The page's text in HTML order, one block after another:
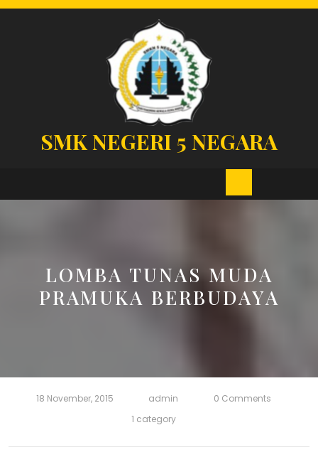
Skip
SMK NEGERI 5 NEGARA
Open
LOMBA TUNAS MUDA
PRAMUKA BERBUDAYA
18 November, 2015 admin
0 Comments
1 category